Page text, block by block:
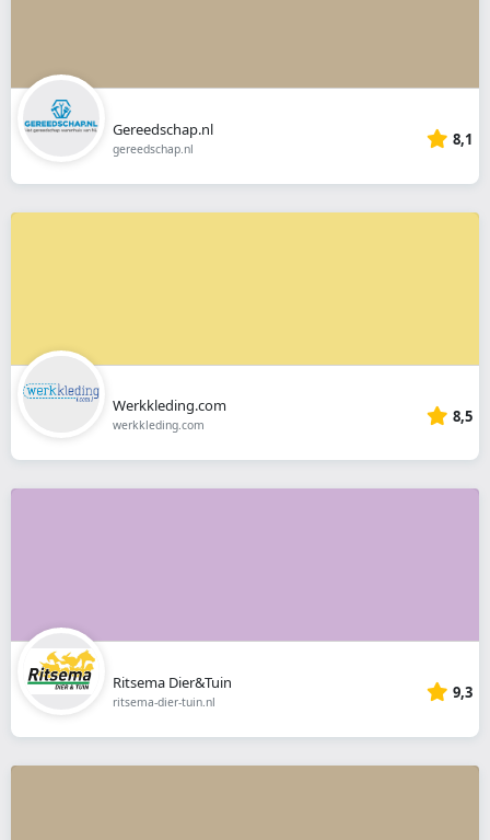
Gereedschap.nl
gereedschap.nl 8,1
Werkkleding.com
werkkleding.com 8,5
Ritsema Dier&Tuin
ritsema-dier-tuin.nl 9,3